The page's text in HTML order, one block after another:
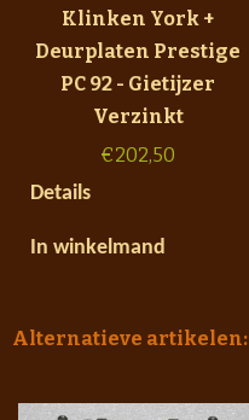
Klinken York +
Deurplaten Prestige
PC 92 - Gietijzer
Verzinkt
€202,50
Details
In winkelmand
Alternatieve artikelen: